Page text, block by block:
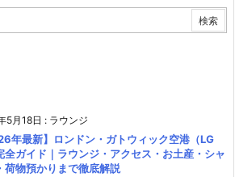
5月18日 : ラウンジ
年最新】ロンドン・ガトウィック空港（LG
全ガイド｜ラウンジ・アクセス・お土産・シャ
荷物預かりまで徹底解説